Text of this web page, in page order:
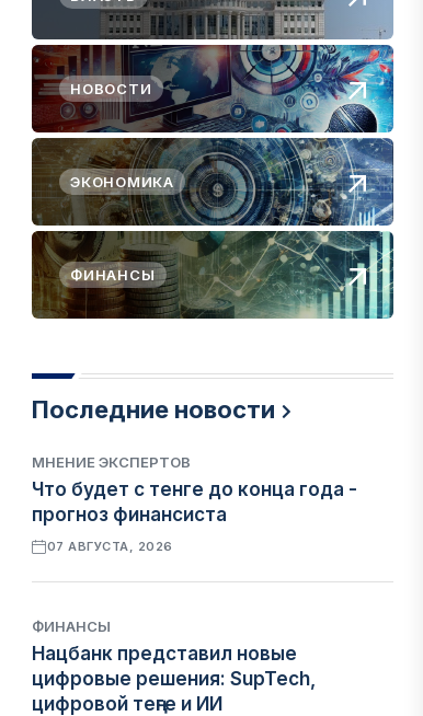
НОВОСТИ
ЭКОНОМИКА
ФИНАНСЫ
Последние новости
МНЕНИЕ ЭКСПЕРТОВ
Что будет с тенге до конца года -
прогноз финансиста
07 АВГУСТА, 2026
ФИНАНСЫ
Нацбанк представил новые
цифровые решения: SupTech,
цифровой теңге и ИИ